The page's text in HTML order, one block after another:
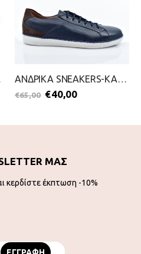
ΑΝΔΡΙΚΑ SNEAKERS-KALT-2099-0640-ΜΠΛΕ
€65,00 €40,00
ΜΑΣ
κερδίστε έκπτωση -10%